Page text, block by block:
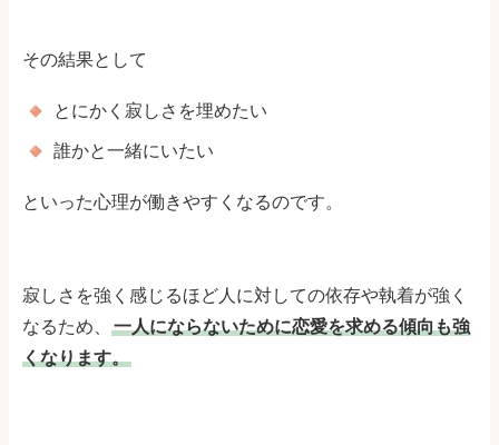
その結果として
とにかく寂しさを埋めたい
誰かと一緒にいたい
といった心理が働きやすくなるのです。
寂しさを強く感じるほど人に対しての依存や執着が強く
なるため、
一人にならないために恋愛を求める傾向も強
くなります。